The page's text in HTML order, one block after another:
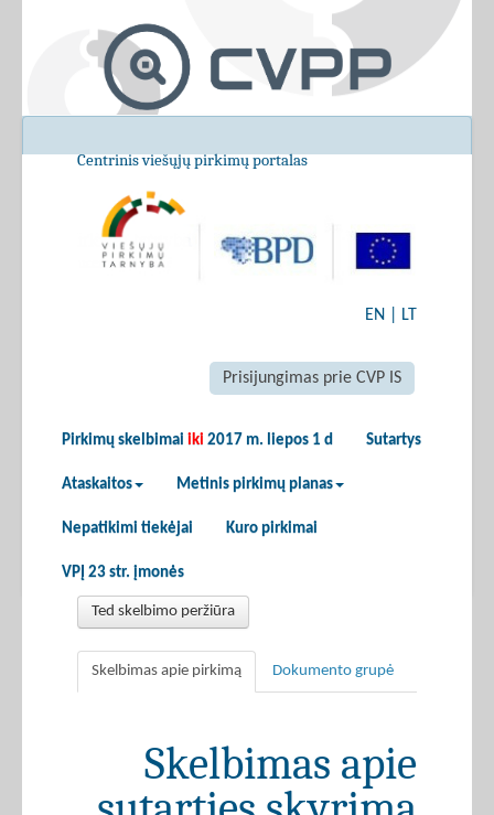
Centrinis viešųjų pirkimų portalas
EN LT
Prisijungimas prie CVP IS
Pirkimų skelbimai iki 2017 m. liepos 1 d Sutartys
Ataskaitos Metinis pirkimų planas
Nepatikimi tiekėjai Kuro pirkimai
VPĮ 23 str. įmonės
Ted skelbimo peržiūra
Skelbimas apie pirkimą Dokumento grupė
Skelbimas apie